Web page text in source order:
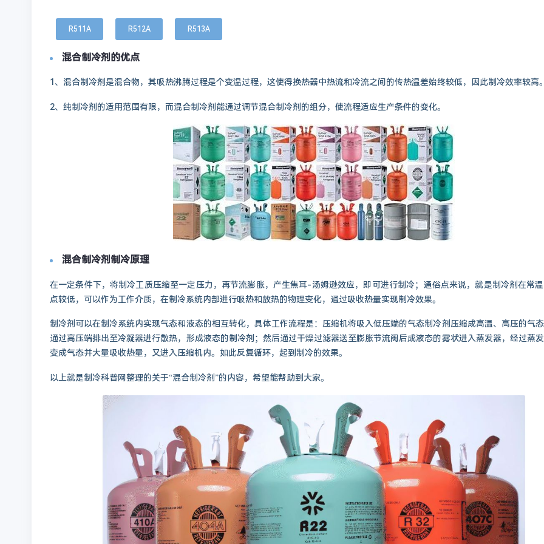
R511A R512A R513A
混合制冷剂的优点
1、混合制冷剂是混合物，其吸热沸腾过程是个变温过程，这使得换热器中热流和冷流之间的传热温差始终较低，因此制冷效率较高
2、纯制冷剂的适用范围有限，而混合制冷剂能通过调节混合制冷剂的组分，使流程适应生产条件的变化。
混合制冷剂制冷原理
在一定条件下，将制冷工质压缩至一定压力，再节流膨胀，产生焦耳-汤姆逊效应，即可进行制冷；通俗点来说，就是制冷剂在常
点较低，可以作为工作介质，在制冷系统内部进行吸热和放热的物理变化，通过吸收热量实现制冷效果。
制冷剂可以在制冷系统内实现气态和液态的相互转化，具体工作流程是：压缩机将吸入低压端的气态制冷剂压缩成高温、高压的气
通过高压端排出至冷凝器进行散热，形成液态的制冷剂；然后通过干燥过滤器送至膨胀节流阀后成液态的雾状进入蒸发器，经过蒸
变成气态并大量吸收热量，又进入压缩机内。如此反复循环，起到制冷的效果。
以上就是制冷科普网整理的关于“混合制冷剂”的内容，希望能帮助到大家。